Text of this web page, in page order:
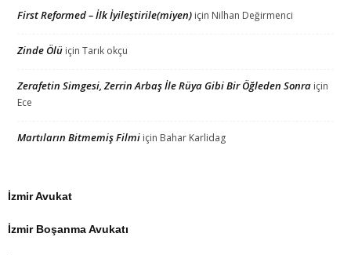
First Reformed – İlk İyileştirile(miyen) için Nilhan Değirmenci
Zinde Ölü için Tarık okçu
Zerafetin Simgesi, Zerrin Arbaş İle Rüya Gibi Bir Öğleden Sonra için
Ece
Martıların Bitmemiş Filmi için Bahar Karlidag
İzmir Avukat
İzmir Boşanma Avukatı